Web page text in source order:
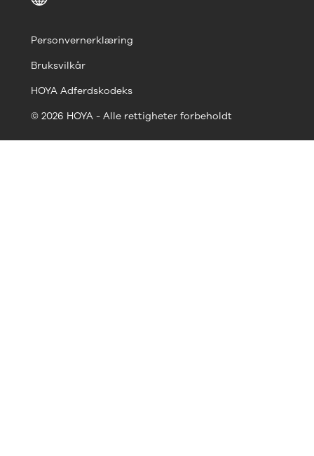
© 2026 HOYA - Alle rettigheter forbeholdt
Personvernerklæring
Bruksvilkår
HOYA Adferdskodeks